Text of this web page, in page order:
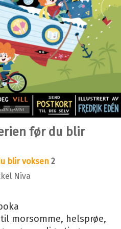
før du blir
blir voksen 2
Niva
morsomme, helsprøe,